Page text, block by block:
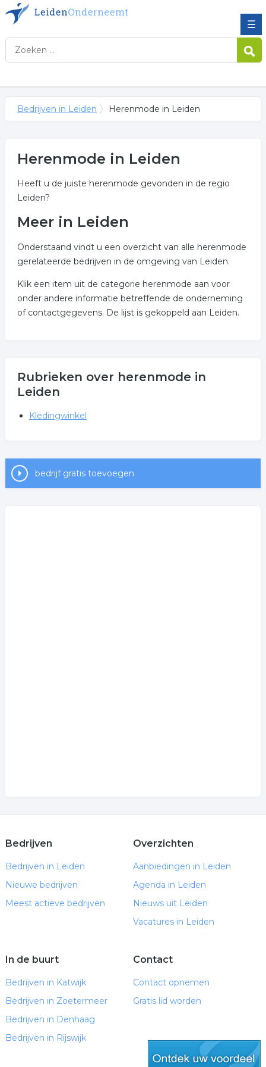
☰
Bedrijven in Leiden Herenmode in Leiden
Herenmode in Leiden
Heeft u de juiste herenmode gevonden in de regio
Leiden?
Meer in Leiden
Onderstaand vindt u een overzicht van alle herenmode
gerelateerde bedrijven in de omgeving van Leiden.
Klik een item uit de categorie herenmode aan voor
onder andere informatie betreffende de onderneming
of contactgegevens. De lijst is gekoppeld aan Leiden.
Rubrieken over herenmode in
Leiden
Kledingwinkel
bedrijf gratis toevoegen
Bedrijven
Bedrijven in Leiden
Nieuwe bedrijven
Meest actieve bedrijven
Overzichten
Aanbiedingen in Leiden
Agenda in Leiden
Nieuws uit Leiden
Vacatures in Leiden
In de buurt
Bedrijven in Katwijk
Bedrijven in Zoetermeer
Bedrijven in Denhaag
Bedrijven in Rijswijk
Contact
Contact opnemen
Gratis lid worden